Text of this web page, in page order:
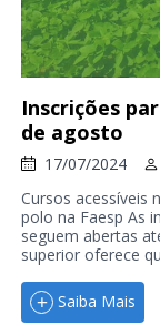
Inscrições
de agosto
17/07/2024
Cursos acessíveis
polo na Faesp As
seguem abertas
superior oferece
Saiba Mais